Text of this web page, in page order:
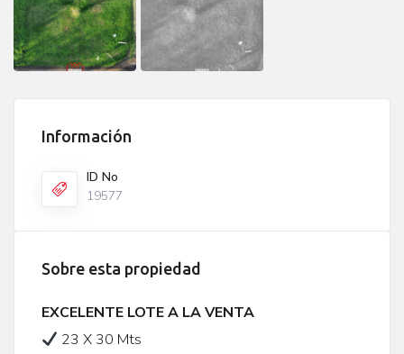
Información
ID No
19577
Sobre esta propiedad
EXCELENTE LOTE A LA VENTA
23 X 30 Mts